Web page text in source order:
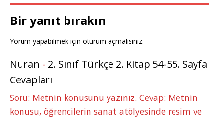
Bir yanıt bırakın
Yorum yapabilmek için oturum açmalısınız.
Nuran - 2. Sınıf Türkçe 2. Kitap 54-55. Sayfa
Cevapları
Soru: Metnin konusunu yazınız. Cevap: Metnin
konusu, öğrencilerin sanat atölyesinde resim ve